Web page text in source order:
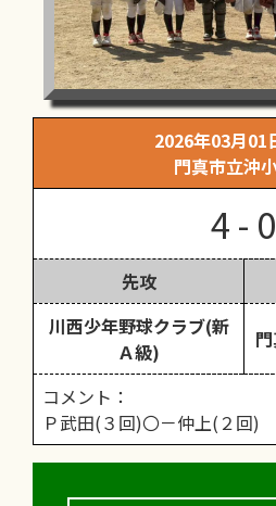
2026年03月01
門真市立沖
4 - 0
先攻
川西少年野球クラブ(新
Ａ級)
コメント：
Ｐ武田(３回)〇－仲上(２回)